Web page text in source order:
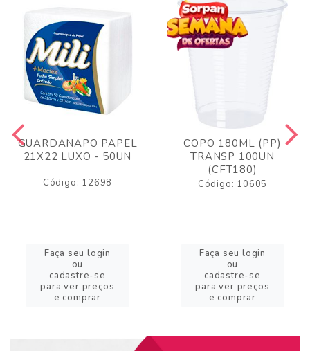
GUARDANAPO PAPEL
21X22 LUXO - 50UN
Código: 12698
Faça seu login
ou
cadastre-se
para ver preços
e comprar
COPO 180ML (PP)
TRANSP 100UN
(CFT180)
Código: 10605
Faça seu login
ou
cadastre-se
para ver preços
e comprar